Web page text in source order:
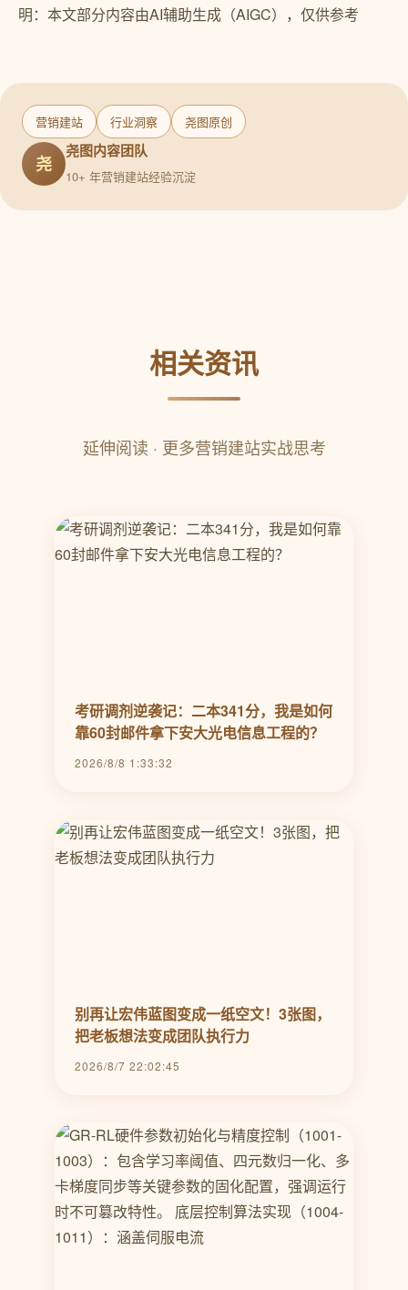
明：本文部分内容由AI辅助生成（AIGC），仅供参考
营销建站 行业洞察 尧图原创
尧
尧图内容团队
10+ 年营销建站经验沉淀
相关资讯
延伸阅读 · 更多营销建站实战思考
考研调剂逆袭记：二本341分，我是如何
靠60封邮件拿下安大光电信息工程的？
2026/8/8 1:33:32
别再让宏伟蓝图变成一纸空文！3张图，
把老板想法变成团队执行力
2026/8/7 22:02:45